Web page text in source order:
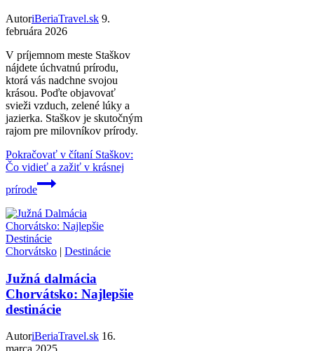
AutoriBeriaTravel.sk 9.
februára 2026
V príjemnom meste Staškov
nájdete úchvatnú prírodu,
ktorá vás nadchne svojou
krásou. Poďte objavovať
svieži vzduch, zelené lúky a
jazierka. Staškov je skutočným
rajom pre milovníkov prírody.
Pokračovať v čítaníStaškov:
Čo vidieť a zažiť v krásnej
prírode
Chorvátsko | Destinácie
Južná dalmácia
Chorvátsko: Najlepšie
destinácie
AutoriBeriaTravel.sk 16.